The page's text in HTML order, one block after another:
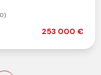
253 000 €